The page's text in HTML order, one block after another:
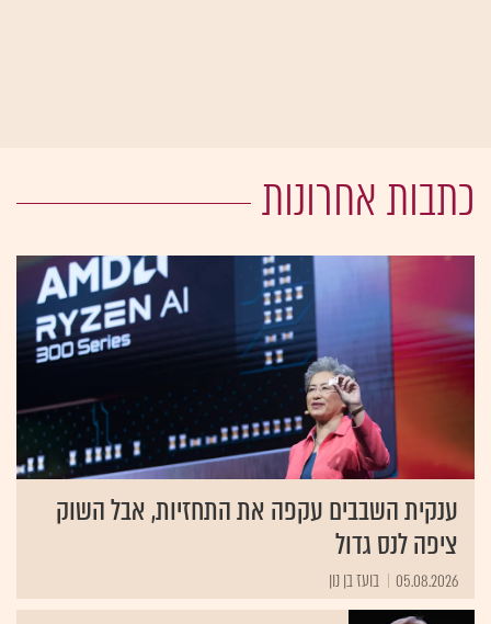
כתבות אחרונות
ענקית השבבים עקפה את התחזיות, אבל השוק
ציפה לנס גדול
05.08.2026 בועז בן נון